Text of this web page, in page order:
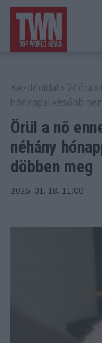
Kezdőoldal » 24 óra
hónappal később
Örül a nő
néhány
döbben meg
2026. 01. 18. 11:00